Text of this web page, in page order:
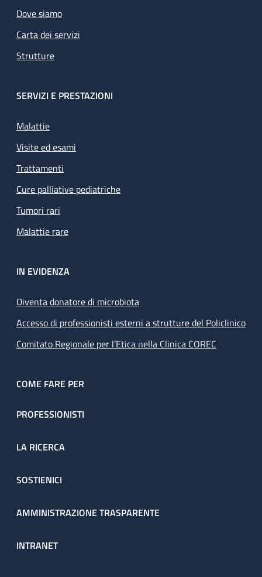
Dove siamo
Carta dei servizi
Strutture
SERVIZI E PRESTAZIONI
Malattie
Visite ed esami
Trattamenti
Cure palliative pediatriche
Tumori rari
Malattie rare
IN EVIDENZA
Diventa donatore di microbiota
Accesso di professionisti esterni a strutture del Policlinico
Comitato Regionale per l’Etica nella Clinica COREC
COME FARE PER
PROFESSIONISTI
LA RICERCA
SOSTIENICI
AMMINISTRAZIONE TRASPARENTE
INTRANET